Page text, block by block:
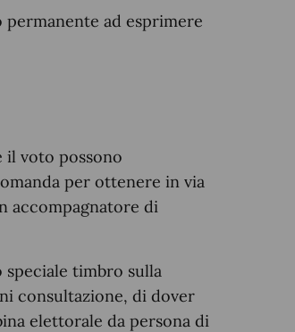
ad esprimere
voto possono
per ottenere in via
accompagnatore di
speciale timbro sulla
consultazione, di dover
elettorale da persona di